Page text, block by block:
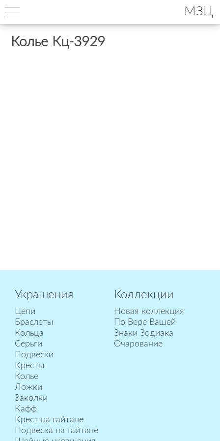
МЗЦ
Колье Кц-3929
Украшения
Цепи
Браслеты
Кольца
Серьги
Подвески
Кресты
Колье
Ложки
Заколки
Кафф
Крест на гайтане
Подвеска на гайтане
Коллекции
Новая коллекция
По Вере Вашей
Знаки Зодиака
Очарование